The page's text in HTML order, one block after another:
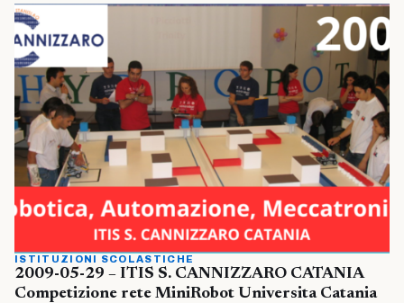
ISTITUZIONI SCOLASTICHE
2009-05-29 – ITIS S. CANNIZZARO CATANIA
Competizione rete MiniRobot Universita Catania